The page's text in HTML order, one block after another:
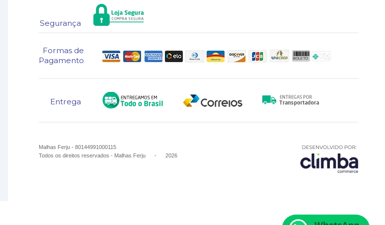
Segurança
Formas de
Pagamento
Entrega
Malhas Ferju - 80144991000115
Todos os direitos reservados- Malhas Ferju - 2026